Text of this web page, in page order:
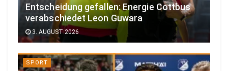
Entscheidung gefallen: Energie Cottbus
verabschiedet Leon Guwara
3. AUGUST 2026
SPORT